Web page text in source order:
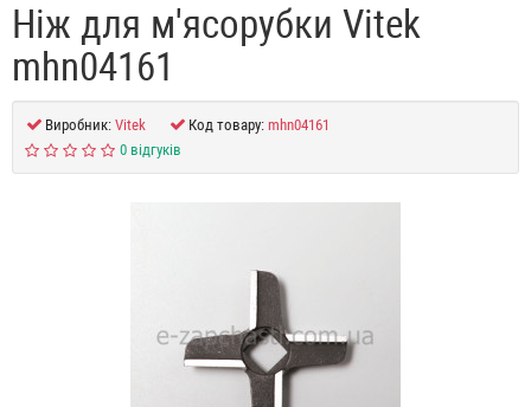
Ніж для м'ясорубки Vitek
mhn04161
Виробник: Vitek Код товару: mhn04161
0 відгуків